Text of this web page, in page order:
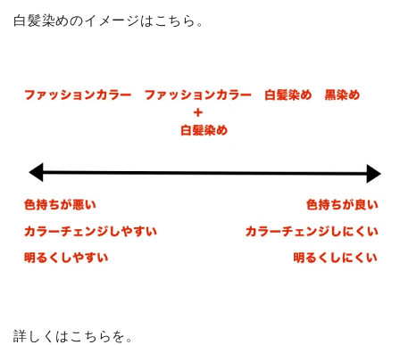
白髪染めのイメージはこちら。
詳しくはこちらを。